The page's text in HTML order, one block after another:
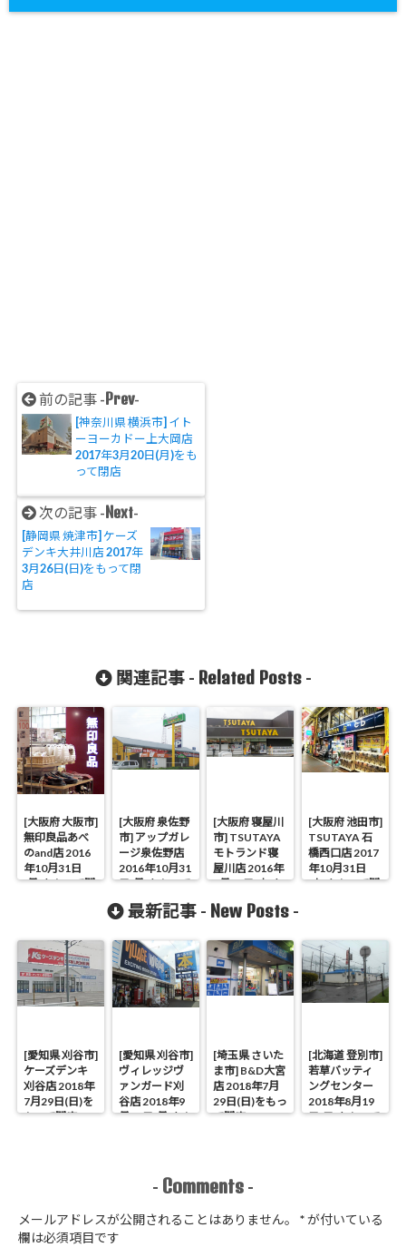
前の記事 - Prev-
[神奈川県 横浜市] イト
ーヨーカドー上大岡店
2017年3月20日(月)をも
って閉店
次の記事 - Next-
[静岡県 焼津市] ケーズ
デンキ大井川店 2017年
3月26日(日)をもって閉
店
関連記事 - Related Posts-
[大阪府 大阪市]
無印良品あべ
のand店 2016
年10月31日
(月)をもって閉
[大阪府 泉佐野
市] アップガレ
ージ泉佐野店
2016年10月31
日(月)をもって
[大阪府 寝屋川
市] TSUTAYA
モトランド寝
屋川店 2016年
8月31日(水)を
[大阪府 池田市]
TSUTAYA 石
橋西口店 2017
年10月31日
(火)をもって閉
最新記事 - New Posts -
[愛知県 刈谷市]
ケーズデンキ
刈谷店 2018年
7月29日(日)を
もって閉店
[愛知県 刈谷市]
ヴィレッジヴ
ァンガード刈
谷店 2018年9
月17日(月)をも
[埼玉県 さいた
ま市] B&D大宮
店 2018年7月
29日(日)をもっ
て閉店
[北海道 登別市]
若草バッティ
ングセンター
2018年8月19
日(日)をもって
- Comments -
メールアドレスが公開されることはありません。 *が付いている
欄は必須項目です